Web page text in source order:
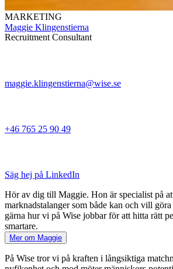
MARKETING
Maggie Klingenstierna
Recruitment Consultant
maggie.klingenstierna@wise.se
+46 765 25 90 49
Säg hej på LinkedIn
Hör av dig till Maggie. Hon är specialist på
marknadstalanger som både kan och vill
gärna hur vi på Wise jobbar för att hitta rätt
smartare.
Mer om Maggie
På Wise tror vi på kraften i långsiktiga